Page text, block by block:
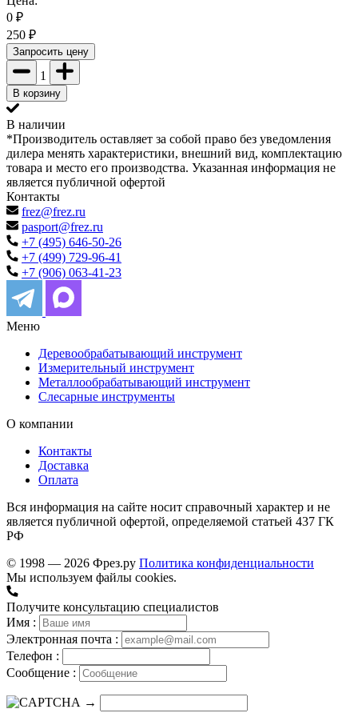
0 ₽
250 ₽
Запросить цену
1
В корзину
В наличии
*Производитель оставляет за собой право без уведомления
дилера менять характеристики, внешний вид, комплектацию
товара и место его производства. Указанная информация не
является публичной офертой
Контакты
frez@frez.ru
pasport@frez.ru
+7 (495) 646-50-26
+7 (499) 729-96-41
+7 (906) 063-41-23
Меню
Деревообрабатывающий инструмент
Измерительный инструмент
Металлообрабатывающий инструмент
Слесарные инструменты
О компании
Контакты
Доставка
Оплата
Вся информация на сайте носит справочный характер и не
является публичной офертой, определяемой статьей 437 ГК
РФ
© 1998 — 2026 Фрез.ру Политика конфиденциальности
Мы используем файлы cookies.
Получите консультацию специалистов
Имя :
Электронная почта :
Телефон :
Сообщение :
→